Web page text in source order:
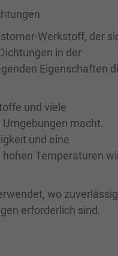
Werkstoff, der
in der
Eigenschaften
und viele
macht.
und eine
hohen Temperaturen
wo
erforderlich sind.